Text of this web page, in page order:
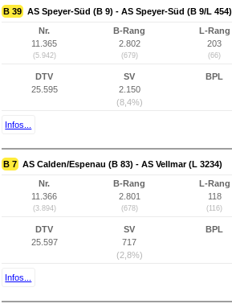
B 39 AS Speyer-Süd (B 9) - AS Speyer-Süd (B 9/L 454)
Nr.
11.365
(5.942)
B-Rang
2.802
(679)
L-Rang
203
(66)
DTV
25.595
SV
2.150
(8,4%)
BPL
Infos...
B 7 AS Calden/Espenau (B 83) - AS Vellmar (L 3234)
Nr.
11.366
(3.894)
B-Rang
2.801
(678)
L-Rang
118
(116)
DTV
25.597
SV
717
(2,8%)
BPL
Infos...